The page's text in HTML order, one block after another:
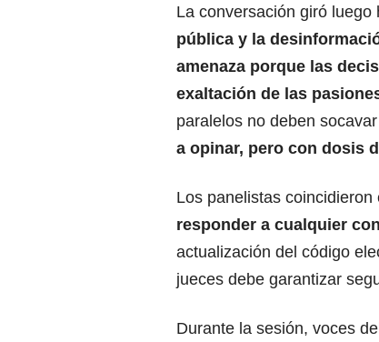
La conversación giró luego
pública y la
amenaza porque las
exaltación de las
paralelos no deben
a opinar, pero con dosis
Los panelistas coincidieron
responder a cualquier
actualización del código
jueces debe garantizar
Durante la sesión, voces